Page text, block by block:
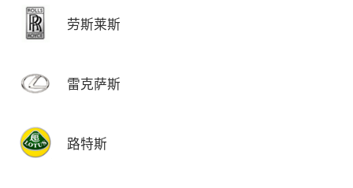
劳斯莱斯
雷克萨斯
路特斯